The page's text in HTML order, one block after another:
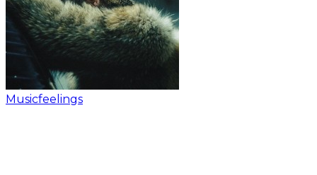
Musicfeelings